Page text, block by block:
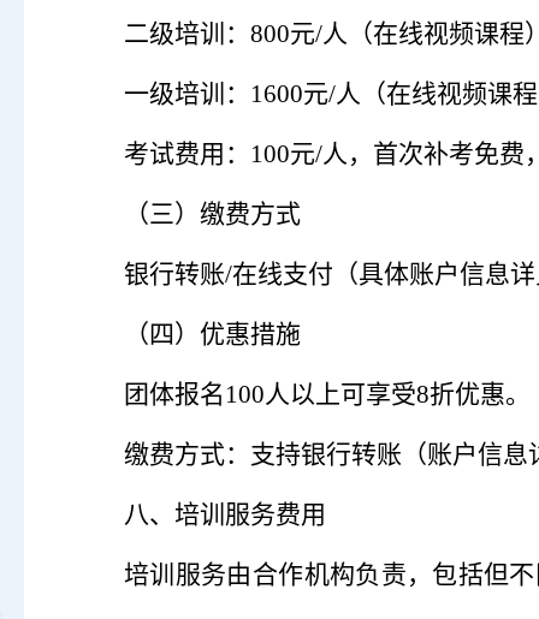
二级培训 ： 800元/人（在线视频课程
一级培训 ： 1600元/人（在线视频课程
考试费用： 100元/人，首次补考免费
（三） 缴费方式
银行转账/在线支付（具体账户信息
（四） 优惠措施
团体报名 100人以上可享受8折优惠。
缴费方式：支持银行转账（账户信息
八、培训服务费用
培训服务由合作机构负责，包括但